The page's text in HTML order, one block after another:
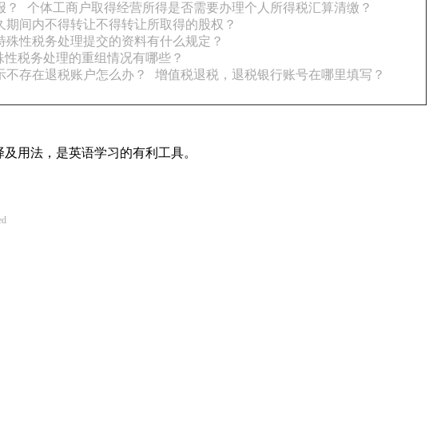
？
个体工商户取得经营所得是否需要办理个人所得税汇算清缴？
间内不得转让不得转让所取得的股权？
殊性税务处理提交的资料有什么规定？
税务处理的重组情况有哪些？
不存在退税账户怎么办？
增值税退税，退税银行账号在哪里填写？
用法，是英语学习的有利工具。